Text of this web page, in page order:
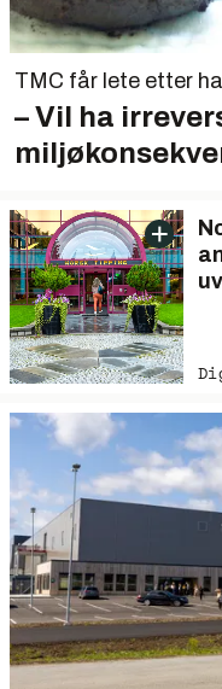
TMC får lete etter
– Vil ha